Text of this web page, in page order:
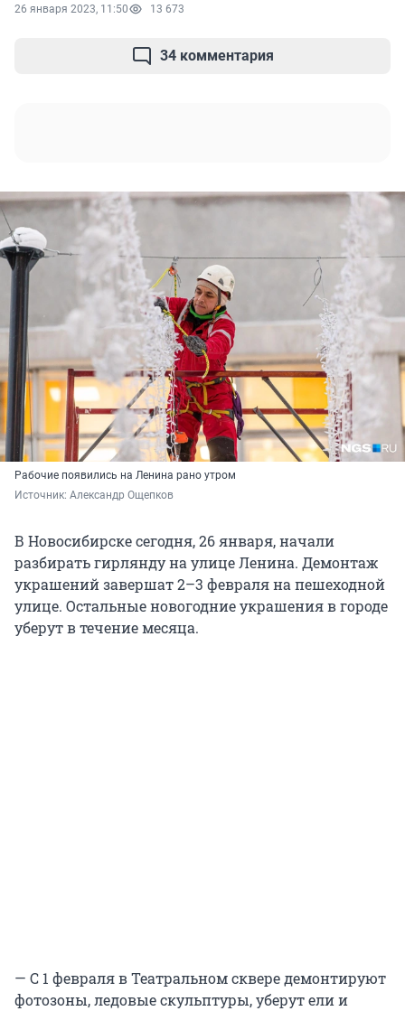
26 января 2023, 11:50 13 673
34 комментария
Рабочие появились на Ленина рано утром
Источник: Александр Ощепков
В Новосибирске сегодня, 26 января, начали
разбирать гирлянду на улице Ленина. Демонтаж
украшений завершат 2–3 февраля на пешеходной
улице. Остальные новогодние украшения в городе
уберут в течение месяца.
— С 1 февраля в Театральном сквере демонтируют
фотозоны, ледовые скульптуры, уберут ели и